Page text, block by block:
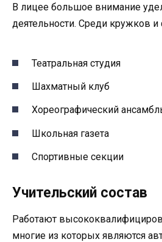
В лицее большое внимание
деятельности. Среди кружков и
Театральная студия
Шахматный клуб
Хореографический
Школьная газета
Спортивные секции
Учительский состав
Работают
многие из которых являются